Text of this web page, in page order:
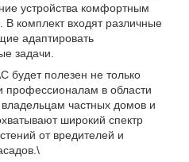
устройства комфортным
комплект входят различные
адаптировать
задачи.
будет полезен не только
в области
владельцам частных домов и
широкий спектр
от вредителей и